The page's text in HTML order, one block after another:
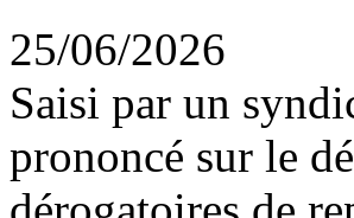
25/06/2026
Saisi par un
prononcé sur le